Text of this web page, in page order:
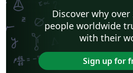
Discover why
people worldwide
with their
Sign up for